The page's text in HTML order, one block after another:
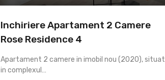
Inchiriere Apartament 2 Camere
Rose Residence 4
Apartament 2 camere in imobil nou (2020), situat
in complexul…